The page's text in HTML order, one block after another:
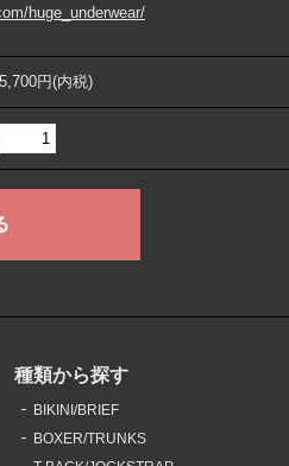
huge_underwear/
5,700円(内税)
種類から探す
BIKINI/BRIEF
BOXER/TRUNKS